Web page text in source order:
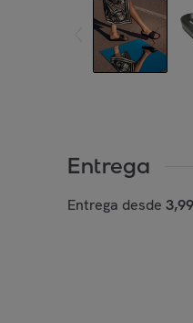
Entrega
Entrega desde